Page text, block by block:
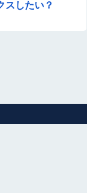
スしたい？